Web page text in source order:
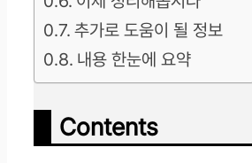
추가로 도움이 될 정보
내용 한눈에 요약
Contents